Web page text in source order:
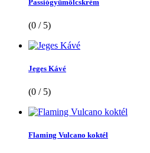
Passiógyümölcskrém
(0 / 5)
Jeges Kávé
(0 / 5)
Flaming Vulcano koktél